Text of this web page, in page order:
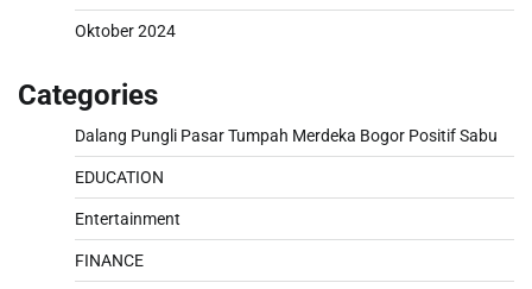
Oktober 2024
Categories
Dalang Pungli Pasar Tumpah Merdeka Bogor Positif Sabu
EDUCATION
Entertainment
FINANCE